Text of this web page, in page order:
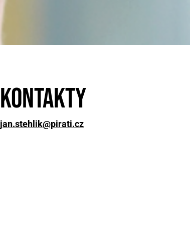
Kontakty
jan.stehlik@pirati.cz